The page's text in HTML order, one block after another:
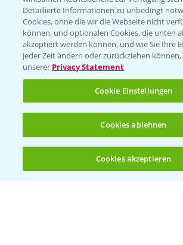
(noch 4)
Folgen Sie uns
Allgemeine Nutzungsbedingungen
Detaillierte Informationen zu unbedingt
Cookies, ohne die wir die Webseite nicht
können, und optionalen Cookies, die unten
akzeptiert werden können, und wie Sie Ihre
jeder Zeit ändern oder zurückziehen können,
unserer Privacy Statement
Cookie Einstellungen
Cookies ablehnen
Cookies akzeptieren